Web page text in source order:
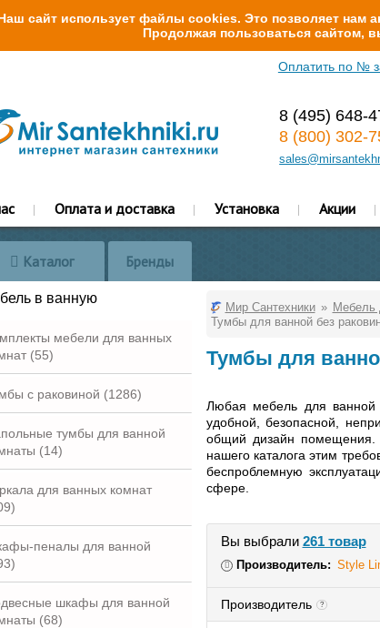
сайт использует файлы cookies. Это позволяет нам
Продолжая пользоваться сайтом,
Оплатить по №
8 (495) 648-
8 (800) 302-
Оплата и доставка Установка Акции
Каталог Бренды
в ванную
мебели для ванных
(55)
с раковиной (1286)
тумбы для ванной
(14)
для ванных комнат
пеналы для ванной
шкафы для ванной
(68)
Мир Сантехники Мебель
Тумбы для ванной без
Тумбы для
Любая мебель для ванной
удобной, безопасной,
общий дизайн помещения.
нашего каталога этим
беспроблемную
сфере.
Вы выбрали 261 товар
Производитель: Style
Производитель ?